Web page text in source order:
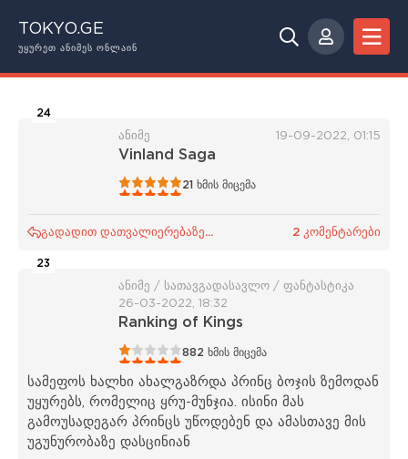
TOKYO.GE
ᲣᲧᲣᲠᲔᲗ ᲐᲜᲘᲛᲔᲡ ᲝᲜᲚᲐᲘᲜ
24
ანიმე 19-09-2022, 01:15
Vinland Saga
21 ხმის მიცემა
გადადით დათვალიერებაზე... 2 კომენტარები
23
ანიმე / სათავგადასავლო / ფანტასტიკა
26-03-2022, 18:32
Ranking of Kings
882 ხმის მიცემა
სამეფოს ხალხი ახალგაზრდა პრინც ბოჯის ზემოდან
უყურებს, რომელიც ყრუ-მუნჯია. ისინი მას
გამოუსადეგარ პრინცს უწოდებენ და ამასთავე მის
უგუნურობაზე დასცინიან